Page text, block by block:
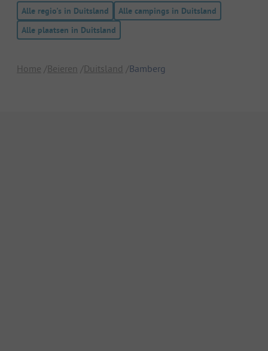
Alle regio's in Duitsland
Alle campings in Duitsland
Alle plaatsen in Duitsland
Home Beieren Duitsland Bamberg